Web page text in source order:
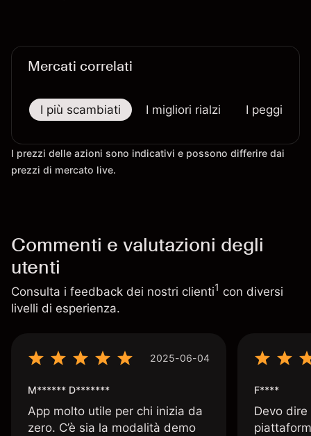
Mercati correlati
I più scambiati I migliori rialzi I peggiori
I prezzi delle azioni sono indicativi e possono differire dai
prezzi di mercato live.
Commenti e valutazioni degli
utenti
Consulta i feedback dei nostri clienti1 con diversi
livelli di esperienza.
2025-06-04
M****** D*******
App molto utile per chi inizia da
zero. C’è sia la modalità demo
F****
Devo